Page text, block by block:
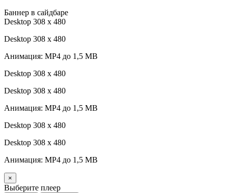
Баннер в сайдбаре
Desktop 308 х 480
Desktop 308 х 480
Анимация: MP4 до 1,5 MB
Desktop 308 х 480
Desktop 308 х 480
Анимация: MP4 до 1,5 MB
Desktop 308 х 480
Desktop 308 х 480
Анимация: MP4 до 1,5 MB
×
Выберите плеер